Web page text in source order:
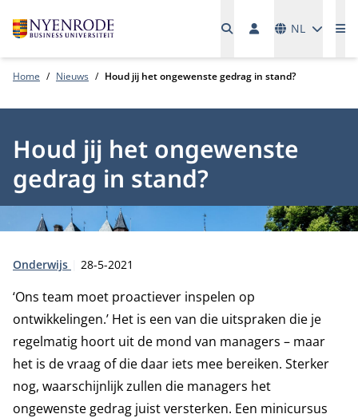
NL
Home Nieuws Houd jij het ongewenste gedrag in stand?
Houd jij het ongewenste
gedrag in stand?
Type:
Onderwijs Publicatiedatum:
28-5-2021
‘Ons team moet proactiever inspelen op
ontwikkelingen.’ Het is een van die uitspraken die je
regelmatig hoort uit de mond van managers – maar
het is de vraag of die daar iets mee bereiken. Sterker
nog, waarschijnlijk zullen die managers het
ongewenste gedrag juist versterken. Een minicursus